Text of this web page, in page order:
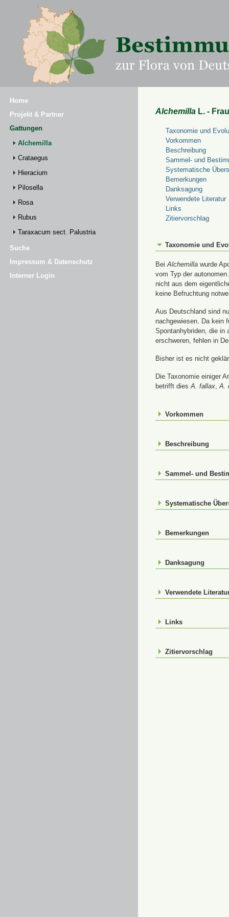
Home
Projekt & Partner
Gattungen
Alchemilla
Crataegus
Hieracium
Pilosella
Rosa
Rubus
Taraxacum sect. Palustria
Suche
Impressum & Datenschutz
Interner Login
Alchemilla L. -
Taxonomie und
Vorkommen
Beschreibung
Sammel- und
Systematische
Bemerkungen
Danksagung
Verwendete Literatur
Links
Zitiervorschlag
Taxonomie und
BeiAlchemilla wurde
vom Typ der
nicht aus dem
keine Befruchtung
Aus Deutschland sind
nachgewiesen. Da kein
Spontanhybriden, die in
erschweren, fehlen in
Bisher ist es nicht
Die Taxonomie einiger
betrifft diesA. fallax,A.
Vorkommen
Beschreibung
Sammel- und
Systematische
Bemerkungen
Danksagung
Verwendete
Links
Zitiervorschlag